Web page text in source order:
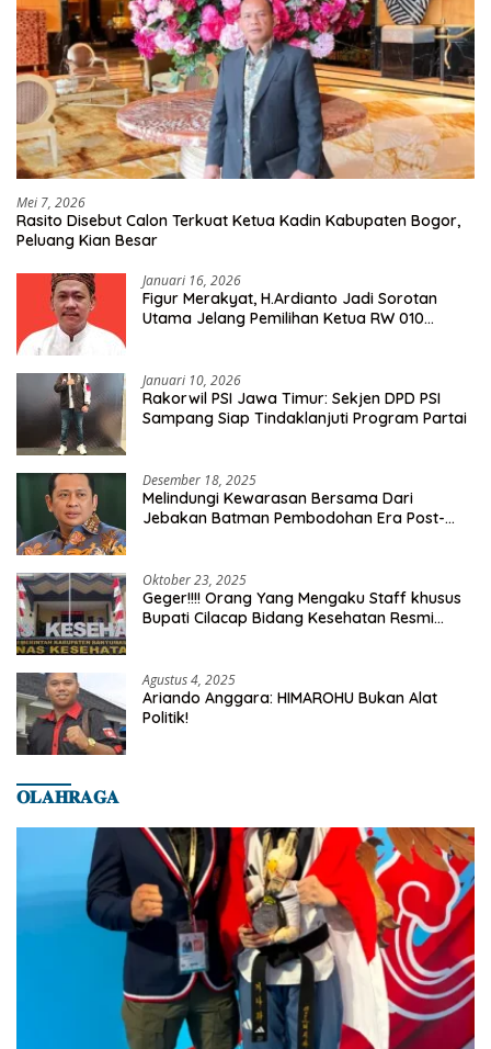
Mei 7, 2026
Rasito Disebut Calon Terkuat Ketua Kadin Kabupaten Bogor,
Peluang Kian Besar
Januari 16, 2026
Figur Merakyat, H.Ardianto Jadi Sorotan
Utama Jelang Pemilihan Ketua RW 010
Januari 10, 2026
Rakorwil PSI Jawa Timur: Sekjen DPD PSI
Sampang Siap Tindaklanjuti Program Partai
Desember 18, 2025
Melindungi Kewarasan Bersama Dari
Jebakan Batman Pembodohan Era Post-
Oktober 23, 2025
Geger!!!! Orang Yang Mengaku Staff khusus
Bupati Cilacap Bidang Kesehatan Resmi
Agustus 4, 2025
Ariando Anggara: HIMAROHU Bukan Alat
Politik!
𝐎𝐋𝐀𝐇𝐑𝐀𝐆𝐀